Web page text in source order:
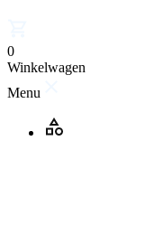
0
Winkelwagen
Menu